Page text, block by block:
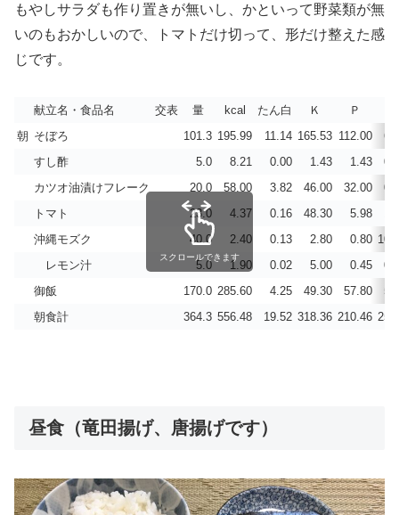
もやしサラダも作り置きが無いし、かといって野菜類が無
いのもおかしいので、トマトだけ切って、形だけ整えた感
じです。
献立名・食品名 交表 量 kcal たん白 Ｋ Ｐ
朝 そぼろ 101.3 195.99 11.14 165.53 112.00
すし酢
5.0 8.21 0.00 1.43 1.43
カツオ油漬けフレーク
20.0 58.00 3.82 46.00 32.00
トマト
23.0 4.37 0.16 48.30 5.98
沖縄モズク
40.0 2.40 0.13 2.80 0.80
レモン汁
5.0 1.90 0.02 5.00 0.45
御飯
170.0 285.60 4.25 49.30 57.80
朝食計
364.3 556.48 19.52 318.36 210.46
スクロールできます
昼食（竜田揚げ、唐揚げです）